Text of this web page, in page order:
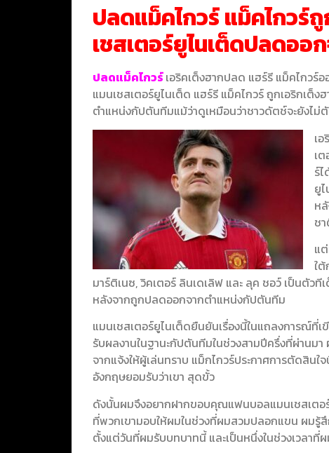
ปลดแม็คไกวร์ แม็คไกวร์
เชสเตอร์ยูไนเต็ดปลดออ
ปลดแม็คไกวร์เอริคเต็งฮากปลด แฮร์รี แม็คไกวร์
แมนเชสเตอร์ยูไนเต็ด แฮร์รี แม็คไกวร์ ถูกเอริกเต็
ตำแหน่งกัปตันทีมแม้ว่าดูเหมือนว่าชาวดัตช์จะยังไม่
เ
เ
ร์
ยู
ห
ช
แ
ใ
มาร์ติเนซ, วิคเตอร์ ลินเดเลิฟ และ ลุค ชอว์ เป็นตัว
หลังจากถูกปลดออกจากตำแหน่งกัปตันทีม
แมนเชสเตอร์ยูไนเต็ดยืนยันเรื่องนี้ในแถลงการณ์ที่
รับผลงานในฐานะกัปตันทีมในช่วงสามปีครึ่งที่ผ่านม
จากแจ้งให้ผู้เล่นทราบ แม็กไกวร์ประกาศการตัดสิน
อังกฤษยอมรับว่าเขา สุดขั้ว
ดังนั้นผมจึงอยากฝากขอบคุณแฟนบอลแมนเชสเตอ
ที่พวกเขามอบให้ผมในช่วงที่ผมสวมปลอกแขน ผมรู้
ตั้งแต่วันที่ผมรับบทบาทนี้ และเป็นหนึ่งในช่วงเวลาที่